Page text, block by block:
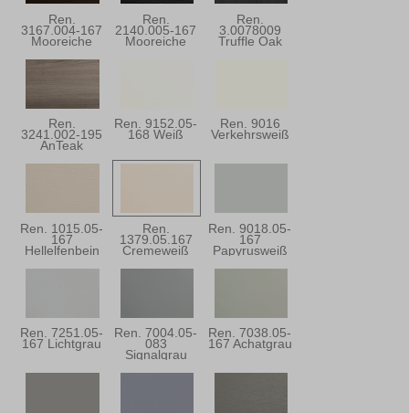
Ren.
3167.004-167
Mooreiche
Ren.
2140.005-167
Mooreiche
Ren.
3.0078009
Truffle Oak
Ren.
3241.002-195
AnTeak
Ren. 9152.05-
168 Weiß
Ren. 9016
Verkehrsweiß
Ren. 1015.05-
167
Hellelfenbein
Ren.
1379.05.167
Cremeweiß
Ren. 9018.05-
167
Papyrusweiß
Ren. 7251.05-
167 Lichtgrau
Ren. 7004.05-
083
Signalgrau
Ren. 7038.05-
167 Achatgrau